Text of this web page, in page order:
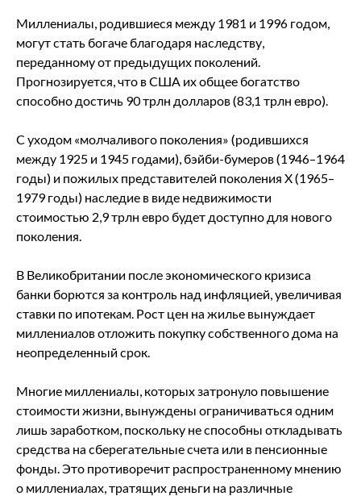
Миллениалы, родившиеся между 1981 и 1996 годом,
могут стать богаче благодаря наследству,
переданному от предыдущих поколений.
Прогнозируется, что в США их общее богатство
способно достичь 90 трлн долларов (83,1 трлн евро).
С уходом «молчаливого поколения» (родившихся
между 1925 и 1945 годами), бэйби-бумеров (1946–1964
годы) и пожилых представителей поколения X (1965–
1979 годы) наследие в виде недвижимости
стоимостью 2,9 трлн евро будет доступно для нового
поколения.
В Великобритании после экономического кризиса
банки борются за контроль над инфляцией, увеличивая
ставки по ипотекам. Рост цен на жилье вынуждает
миллениалов отложить покупку собственного дома на
неопределенный срок.
Многие миллениалы, которых затронуло повышение
стоимости жизни, вынуждены ограничиваться одним
лишь заработком, поскольку не способны откладывать
средства на сберегательные счета или в пенсионные
фонды. Это противоречит распространенному мнению
о миллениалах, тратящих деньги на различные